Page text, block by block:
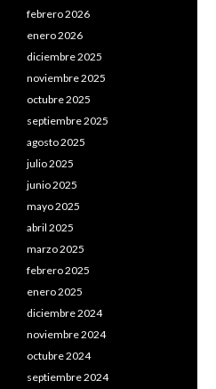
febrero 2026
enero 2026
diciembre 2025
noviembre 2025
octubre 2025
septiembre 2025
agosto 2025
julio 2025
junio 2025
mayo 2025
abril 2025
marzo 2025
febrero 2025
enero 2025
diciembre 2024
noviembre 2024
octubre 2024
septiembre 2024